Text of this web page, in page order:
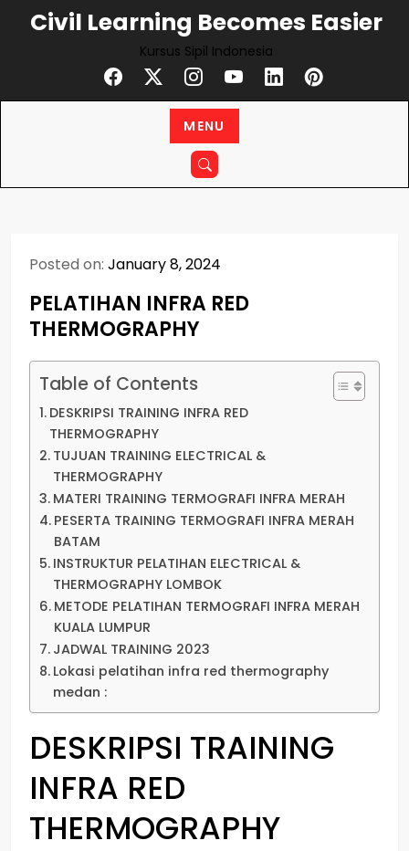
Civil Learning Becomes Easier
Kursus Sipil Indonesia
MENU
Posted on: January 8, 2024
PELATIHAN INFRA RED
THERMOGRAPHY
Table of Contents
DESKRIPSI TRAINING INFRA RED
THERMOGRAPHY
TUJUAN TRAINING ELECTRICAL &
THERMOGRAPHY
MATERI TRAINING TERMOGRAFI INFRA MERAH
PESERTA TRAINING TERMOGRAFI INFRA MERAH
BATAM
INSTRUKTUR PELATIHAN ELECTRICAL &
THERMOGRAPHY LOMBOK
METODE PELATIHAN TERMOGRAFI INFRA MERAH
KUALA LUMPUR
JADWAL TRAINING 2023
Lokasi pelatihan infra red thermography
medan :
DESKRIPSI TRAINING
INFRA RED
THERMOGRAPHY